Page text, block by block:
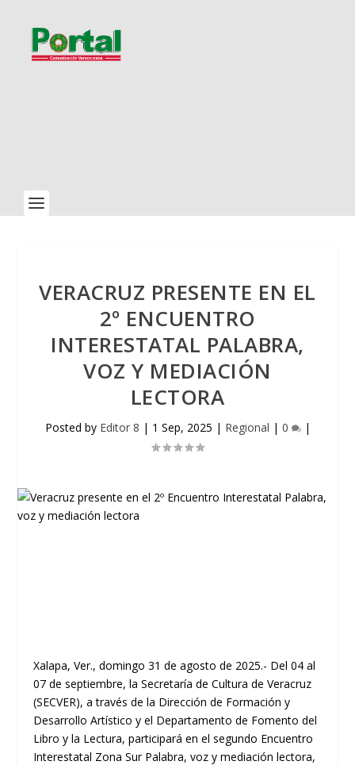
VERACRUZ PRESENTE EN EL
2º ENCUENTRO
INTERESTATAL PALABRA,
VOZ Y MEDIACIÓN
LECTORA
Posted by Editor 8 | 1 Sep, 2025 | Regional | 0 |
Xalapa, Ver., domingo 31 de agosto de 2025.- Del 04 al
07 de septiembre, la Secretaría de Cultura de Veracruz
(SECVER), a través de la Dirección de Formación y
Desarrollo Artístico y el Departamento de Fomento del
Libro y la Lectura, participará en el segundo Encuentro
Interestatal Zona Sur Palabra, voz y mediación lectora,